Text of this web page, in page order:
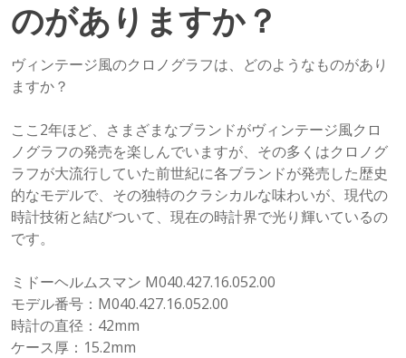
のがありますか？
ヴィンテージ風のクロノグラフは、どのようなものがあり
ますか？
ここ2年ほど、さまざまなブランドがヴィンテージ風クロ
ノグラフの発売を楽しんでいますが、その多くはクロノグ
ラフが大流行していた前世紀に各ブランドが発売した歴史
的なモデルで、その独特のクラシカルな味わいが、現代の
時計技術と結びついて、現在の時計界で光り輝いているの
です。
ミドーヘルムスマン M040.427.16.052.00
モデル番号：M040.427.16.052.00
時計の直径：42mm
ケース厚：15.2mm